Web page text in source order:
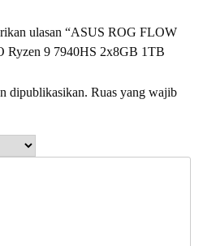
ulasan “ASUS ROG FLOW
9 7940HS 2x8GB 1TB
dipublikasikan. Ruas yang wajib